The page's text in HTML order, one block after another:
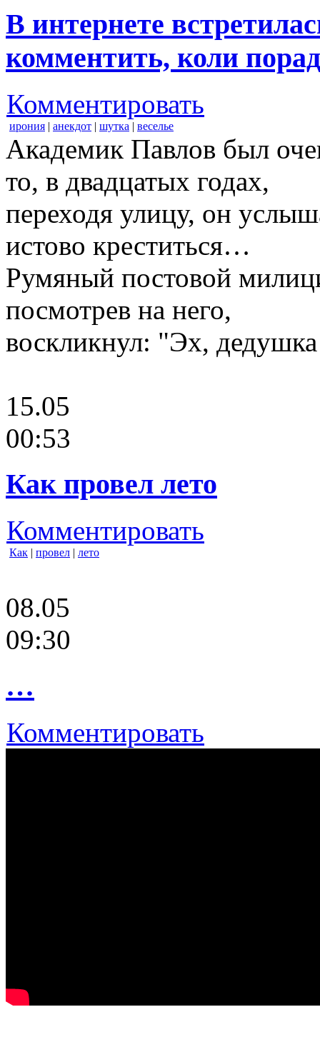
В интернете
комментить, коли
Комментировать
ирония | анекдот | шутка | веселье
Академик Павлов был
то, в двадцатых годах,
переходя улицу, он
истово креститься…
Румяный постовой
посмотрев на него,
воскликнул: "Эх,
15.05
00:53
Как провел лето
Комментировать
Как | провел | лето
08.05
09:30
…
Комментировать